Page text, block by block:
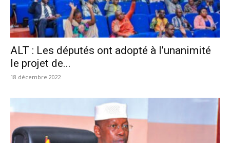
ALT : Les députés ont adopté à l’unanimité
le projet de...
18 décembre 2022